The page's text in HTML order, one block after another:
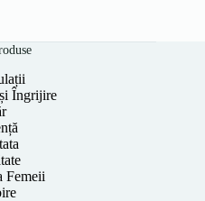
Îngrijire
Femeii